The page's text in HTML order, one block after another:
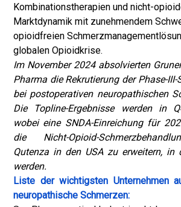
Kombinationstherapien und nicht-
Marktdynamik mit zunehmendem
opioidfreien
globalen Opioidkrise.
Im November 2024 absolvierten
Pharma die Rekrutierung der Phase-
bei postoperativen neuropathischen
Die Topline-Ergebnisse werden in
wobei eine SNDA-Einreichung für
die Nicht-Opioid-
Qutenza in den USA zu erweitern, in
werden.
Liste der wichtigsten Unternehmen
neuropathische Schmerzen: